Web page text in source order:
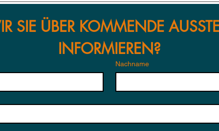
SIE ÜBER KOMMENDE
INFORMIEREN?
Nachname